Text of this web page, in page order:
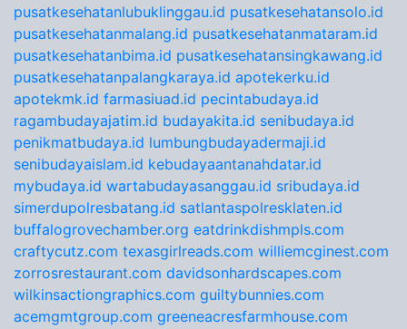
pusatkesehatanlubuklinggau.id pusatkesehatansolo.id
pusatkesehatanmalang.id pusatkesehatanmataram.id
pusatkesehatanbima.id pusatkesehatansingkawang.id
pusatkesehatanpalangkaraya.id apotekerku.id
apotekmk.id farmasiuad.id pecintabudaya.id
ragambudayajatim.id budayakita.id senibudaya.id
penikmatbudaya.id lumbungbudayadermaji.id
senibudayaislam.id kebudayaantanahdatar.id
mybudaya.id wartabudayasanggau.id sribudaya.id
simerdupolresbatang.id satlantaspolresklaten.id
buffalogrovechamber.org eatdrinkdishmpls.com
craftycutz.com texasgirlreads.com williemcginest.com
zorrosrestaurant.com davidsonhardscapes.com
wilkinsactiongraphics.com guiltybunnies.com
acemgmtgroup.com greeneacresfarmhouse.com